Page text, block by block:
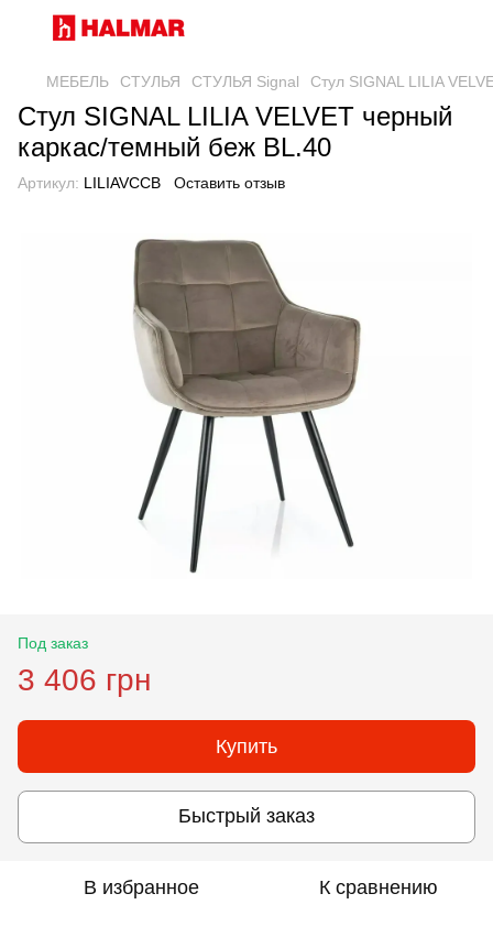
МЕБЕЛЬ СТУЛЬЯ СТУЛЬЯ Signal Стул SIGNAL LILIA
Стул SIGNAL LILIA VELVET черный
каркас/темный беж BL.40
Артикул: LILIAVCCB Оставить отзыв
Под заказ
3 406 грн
Купить
Быстрый заказ
В избранное К сравнению